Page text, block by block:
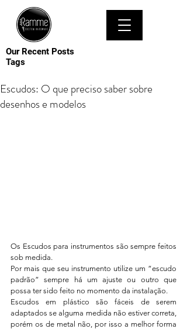
Our Recent Posts
Tags
Escudos: O que preciso saber sobre
desenhos e modelos
Os Escudos para instrumentos são sempre feitos
sob medida.
Por mais que seu instrumento utilize um “escudo
padrão” sempre há um ajuste ou outro que
possa ter sido feito no momento da instalação.
Escudos em plástico são fáceis de serem
adaptados se alguma medida não estiver correta,
porém os de metal não, por isso a melhor forma